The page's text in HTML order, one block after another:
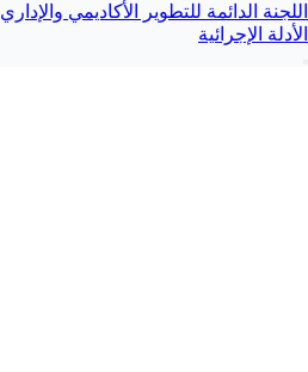
اللجنة الدائمة للتطوير الأكاديمي والإداري
الأدلة الإجرائية